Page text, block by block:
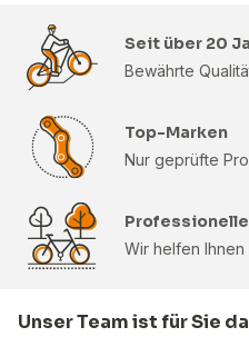
Seit über 20
Bewährte
Top-Marken
Nur geprüfte
Wir helfen Ihnen
Unser Team ist für Sie da